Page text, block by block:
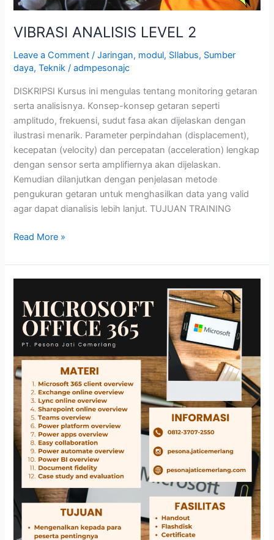
VIBRASI ANALISIS LEVEL 2
Leave a Comment /Jaringan, modul, SIlabus, Sumber
daya,Teknik /admpesonajc
DISKRIPSI Kursus ini mengulas tentang monitoring getaran
serta analisisnya. Konsep-konsep getaran seperti
amplitudo, frekuensi, sudut fasa akan dijelaskan dengan
ilustrasi menarik. Parameter perpindahan (displacement),
kecepatan (velocity) dan percepatan (acceleration) lengkap
dengan sensor serta amplifiernya akan dijelaskan.
Kemudian dilanjutkan dengan penjelasan metode
pengukuran getaran untuk menghasilkan data yang valid
agar dapat dianalisis lebih lanjut. TUJUAN TRAINING
Read More »
OFFICE
365